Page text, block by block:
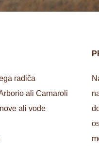
radiča
ali Carnaroli
ali vode